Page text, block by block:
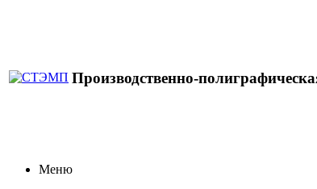
Производственно-
Меню